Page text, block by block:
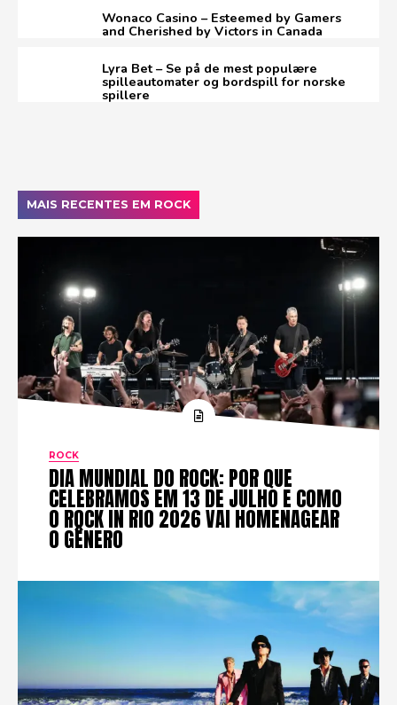
Wonaco Casino – Esteemed by Gamers
and Cherished by Victors in Canada
Lyra Bet – Se på de mest populære
spilleautomater og bordspill for norske
spillere
MAIS RECENTES EM ROCK
ROCK
DIA MUNDIAL DO ROCK: POR QUE
CELEBRAMOS EM 13 DE JULHO E COMO
O ROCK IN RIO 2026 VAI HOMENAGEAR
O GÊNERO